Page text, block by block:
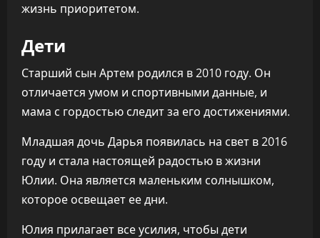
жизнь приоритетом.
Дети
Старший сын Артем родился в 2010 году. Он
отличается умом и спортивными данные, и
мама с гордостью следит за его достижениями.
Младшая дочь Дарья появилась на свет в 2016
году и стала настоящей радостью в жизни
Юлии. Она является маленьким солнышком,
которое освещает ее дни.
Юлия прилагает все усилия, чтобы дети